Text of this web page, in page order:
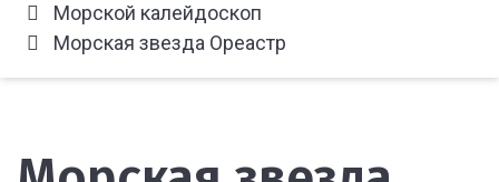
Морской калейдоскоп
Морская звезда Ореастр